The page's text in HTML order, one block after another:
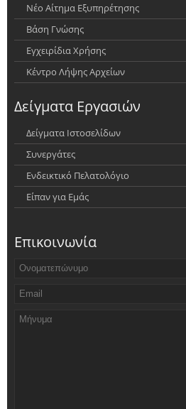
Νέο Αίτημα Εξυπηρέτησης
Βάση Γνώσης
Εγχειρίδια Χρήσης
Κέντρο Λήψης Αρχείων
Δείγματα Εργασιών
Δείγματα Ιστοσελίδων
Συνεργάτες
Ενδεικτικό Πελατολόγιο
Είπαν για Εμάς
Επικοινωνία